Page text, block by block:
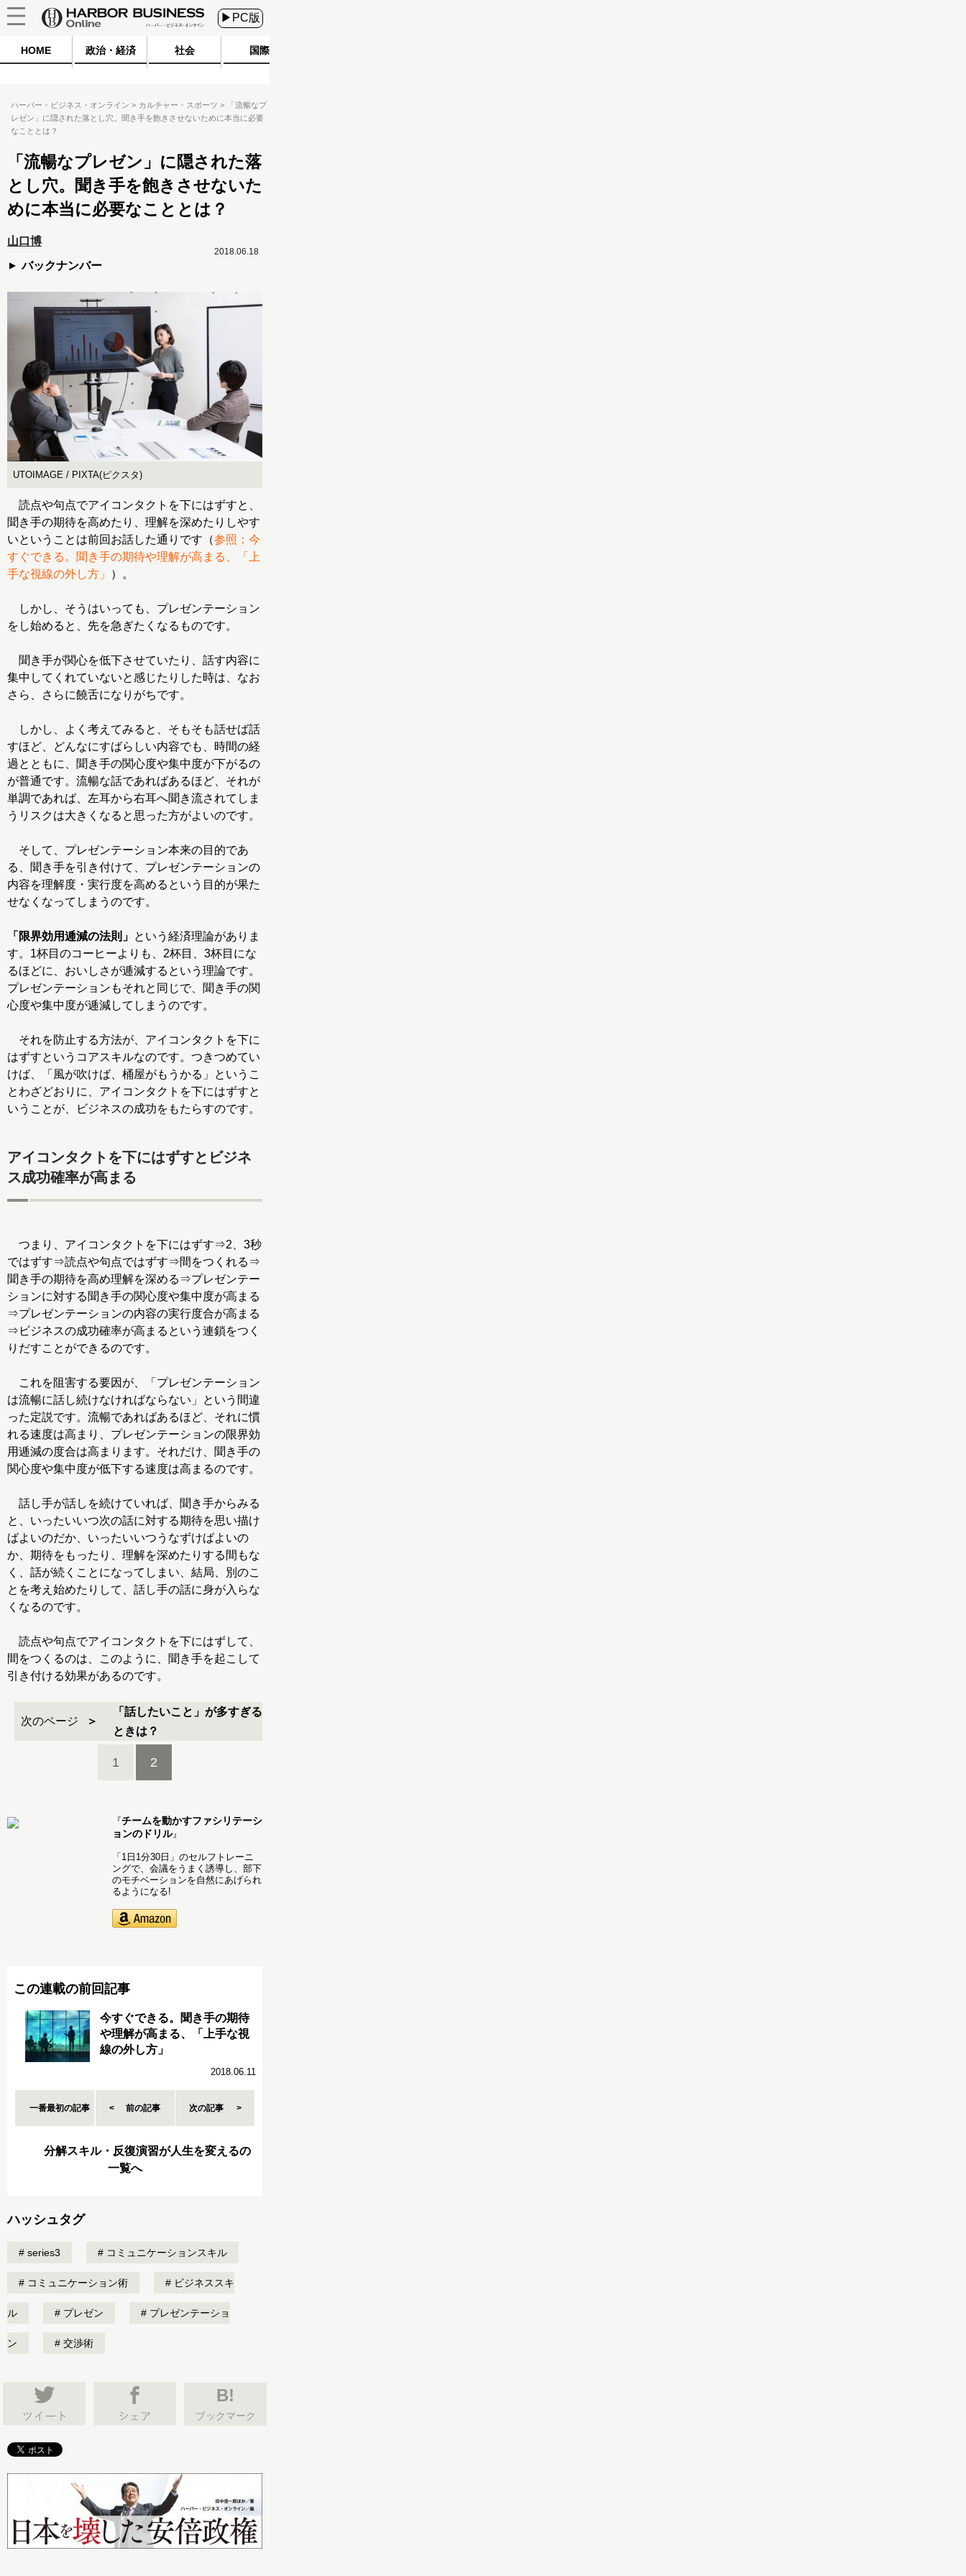
▶PC版
HOME 政治・経済 社会 国際
ハーバー・ビジネス・オンライン カルチャー・スポーツ
「流暢なプ
レゼン」に隠された落とし穴。聞き手を飽きさせないために本当に必要
なこととは？
「流暢なプレゼン」に隠された落
とし穴。聞き手を飽きさせないた
めに本当に必要なこととは？
山口博
バックナンバー
2018.06.18
UTOIMAGE / PIXTA(ピクスタ)
読点や句点でアイコンタクトを下にはずすと、
聞き手の期待を高めたり、理解を深めたりしやす
いということは前回お話した通りです（参照：今
すぐできる。聞き手の期待や理解が高まる、「上
手な視線の外し方」
）。
しかし、そうはいっても、プレゼンテーション
をし始めると、先を急ぎたくなるものです。
聞き手が関心を低下させていたり、話す内容に
集中してくれていないと感じたりした時は、なお
さら、さらに饒舌になりがちです。
しかし、よく考えてみると、そもそも話せば話
すほど、どんなにすばらしい内容でも、時間の経
過とともに、聞き手の関心度や集中度が下がるの
が普通です。流暢な話であればあるほど、それが
単調であれば、左耳から右耳へ聞き流されてしま
うリスクは大きくなると思った方がよいのです。
そして、プレゼンテーション本来の目的であ
る、聞き手を引き付けて、プレゼンテーションの
内容を理解度・実行度を高めるという目的が果た
せなくなってしまうのです。
「限界効用逓減の法則」 という経済理論がありま
す。1杯目のコーヒーよりも、2杯目、3杯目にな
るほどに、おいしさが逓減するという理論です。
プレゼンテーションもそれと同じで、聞き手の関
心度や集中度が逓減してしまうのです。
それを防止する方法が、アイコンタクトを下に
はずすというコアスキルなのです。つきつめてい
けば、「風が吹けば、桶屋がもうかる」というこ
とわざどおりに、アイコンタクトを下にはずすと
いうことが、ビジネスの成功をもたらすのです。
アイコンタクトを下にはずすとビジネ
ス成功確率が高まる
つまり、アイコンタクトを下にはずす⇒2、3秒
ではずす⇒読点や句点ではずす⇒間をつくれる⇒
聞き手の期待を高め理解を深める⇒プレゼンテー
ションに対する聞き手の関心度や集中度が高まる
⇒プレゼンテーションの内容の実行度合が高まる
⇒ビジネスの成功確率が高まるという連鎖をつく
りだすことができるのです。
これを阻害する要因が、「プレゼンテーション
は流暢に話し続けなければならない」という間違
った定説です。流暢であればあるほど、それに慣
れる速度は高まり、プレゼンテーションの限界効
用逓減の度合は高まります。それだけ、聞き手の
関心度や集中度が低下する速度は高まるのです。
話し手が話しを続けていれば、聞き手からみる
と、いったいいつ次の話に対する期待を思い描け
ばよいのだか、いったいいつうなずけばよいの
か、期待をもったり、理解を深めたりする間もな
く、話が続くことになってしまい、結局、別のこ
とを考え始めたりして、話し手の話に身が入らな
くなるのです。
読点や句点でアイコンタクトを下にはずして、
間をつくるのは、このように、聞き手を起こして
引き付ける効果があるのです。
次のページ
「話したいこと」が多すぎる
ときは？
1 2
『チームを動かすファシリテーシ
ョンのドリル』
「1日1分30日」のセルフトレーニ
ングで、会議をうまく誘導し、部下
のモチベーションを自然にあげられ
るようになる!
この連載の前回記事
今すぐできる。聞き手の期待
や理解が高まる、「上手な視
線の外し方」
2018.06.11
一番最初の記事 前の記事 次の記事
分解スキル・反復演習が人生を変えるの
一覧へ
ハッシュタグ
series3 コミュニケーションスキル
コミュニケーション術 ビジネススキ
ル プレゼン プレゼンテーショ
ン 交渉術
B!
ブックマーク